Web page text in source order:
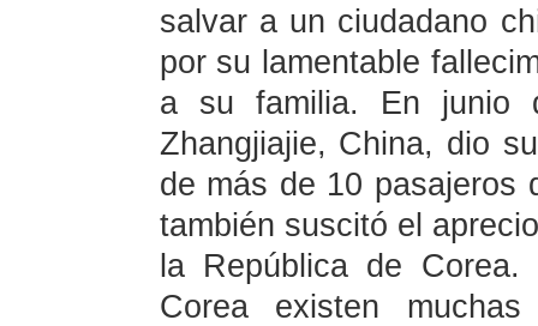
salvar a un ciudadano
por su lamentable
a su familia. En junio
Zhangjiajie, China, dio
de más de 10 pasajeros
también suscitó el
la República de
Corea existen